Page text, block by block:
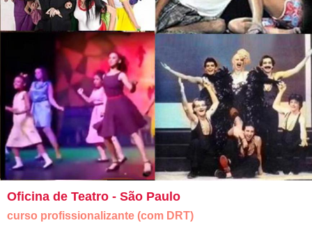
Oficina de Teatro - São Paulo
curso profissionalizante (com DRT)